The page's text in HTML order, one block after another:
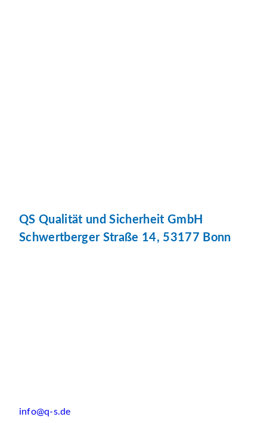
QS Qualität und Sicherheit GmbH
Schwertberger Straße 14, 53177 Bonn
info@q-s.de